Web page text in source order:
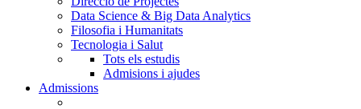
Data Science & Big Data Analytics
Filosofia i Humanitats
Tecnologia i Salut
Tots els estudis
Admisions i ajudes
Admissions